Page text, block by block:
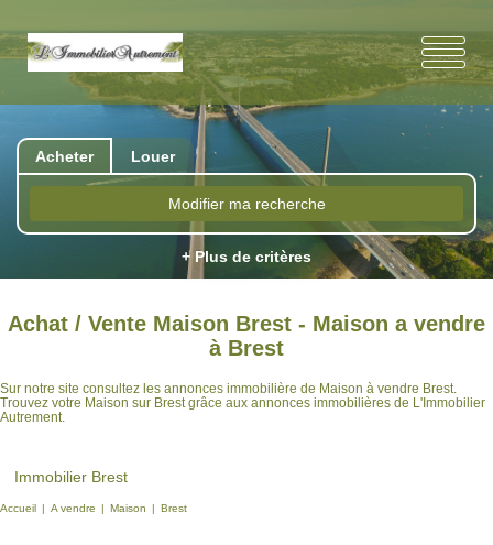
Acheter Louer
Modifier ma recherche
+ Plus de critères
Achat / Vente Maison Brest - Maison a vendre
à Brest
Sur notre site consultez les annonces immobilière de Maison à vendre Brest.
Trouvez votre Maison sur Brest grâce aux annonces immobilières de L'Immobilier
Autrement.
Immobilier Brest
Accueil A vendre Maison Brest